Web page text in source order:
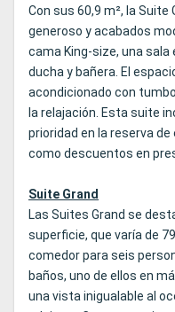
Con sus 60,9 m², la
generoso y acabados
cama King‑size, una
ducha y bañera. El
acondicionado con
la relajación. Esta suite
prioridad en la reserva
como descuentos en
Suite Grand
Las Suites Grand se
superficie, que varía de
comedor para seis
baños, uno de ellos en
una vista inigualable al